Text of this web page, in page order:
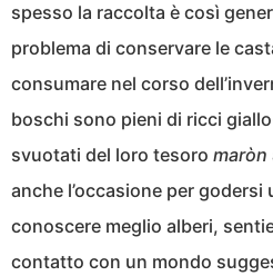
spesso la raccolta è così
problema di conservare le
consumare nel corso
boschi sono pieni di ricci
svuotati del loro tesoro maròn
anche l’occasione per godersi
conoscere meglio alberi,
contatto con un mondo